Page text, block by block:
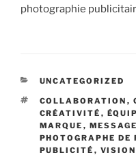
photographie
CATÉGORIES
UNCATEGORIZED
ÉTIQUETTES
COLLABORATION ,
CRÉATIVITÉ ,
MARQUE , MESSAGE
PHOTOGRAPHE DE
PUBLICITÉ ,